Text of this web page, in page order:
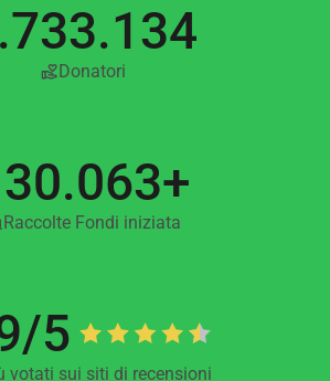
Donatori
Raccolte Fondi iniziata
5
votati sui siti di recensioni